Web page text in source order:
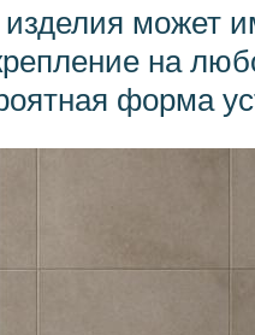
может
на
форма